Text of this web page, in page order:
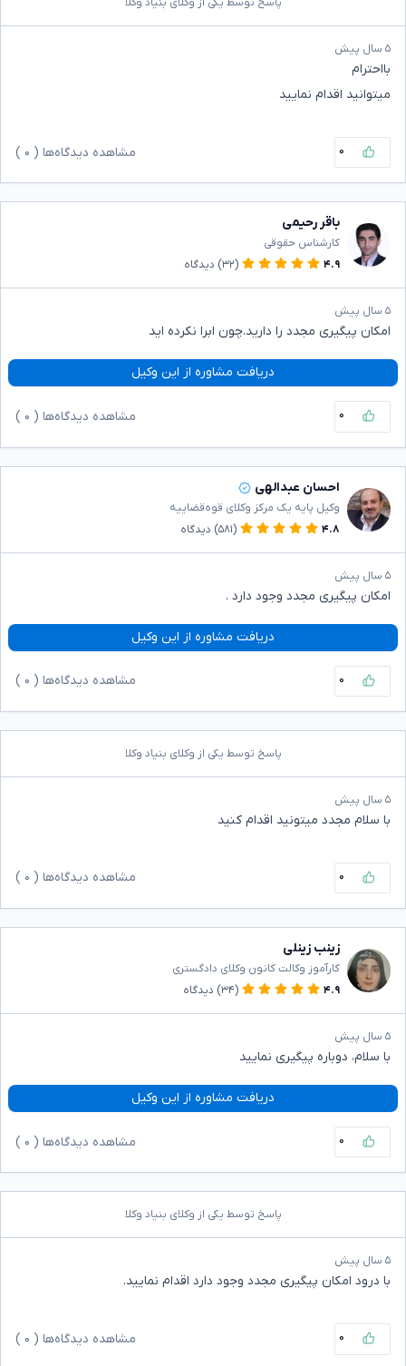
۵ سال پیش
بااحترام
میتوانید اقدام نمایید
۰ مشاهده دیدگاه‌ها ( ۰
باقر رحیمی
کارشناس حقوقی
۴.۹
(۳۲) دیدگاه
۵ سال پیش
امکان پیگیری مجدد را دارید.چون ابرا نکرده اید
دریافت مشاوره از این وکیل
۰ مشاهده دیدگاه‌ها ( ۰
احسان عبدالهی
وکیل پایه یک مرکز وکلای قوه‌قضاییه
۴.۸
(۵۸۱) دیدگاه
۵ سال پیش
امکان پیگیری مجدد وجود دارد .
دریافت مشاوره از این وکیل
۰ مشاهده دیدگاه‌ها ( ۰
پاسخ توسط یکی از وکلای بنیاد وکلا
۵ سال پیش
با سلام مجدد میتونید اقدام کنید
۰ مشاهده دیدگاه‌ها ( ۰
زینب زینلی
کارآموز وکالت کانون وکلای دادگستری
۴.۹
(۳۴) دیدگاه
۵ سال پیش
با سلام، دوباره پیگیری نمایید
دریافت مشاوره از این وکیل
۰ مشاهده دیدگاه‌ها ( ۰
پاسخ توسط یکی از وکلای بنیاد وکلا
۵ سال پیش
با درود امکان پیگیری مجدد وجود دارد اقدام نمایید.
۰ مشاهده دیدگاه‌ها ( ۰